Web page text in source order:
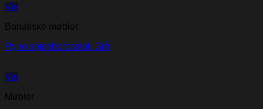
Vis
Bariatiske møbler
Ryno spisebordsstol, Grå
Vis
Møbler